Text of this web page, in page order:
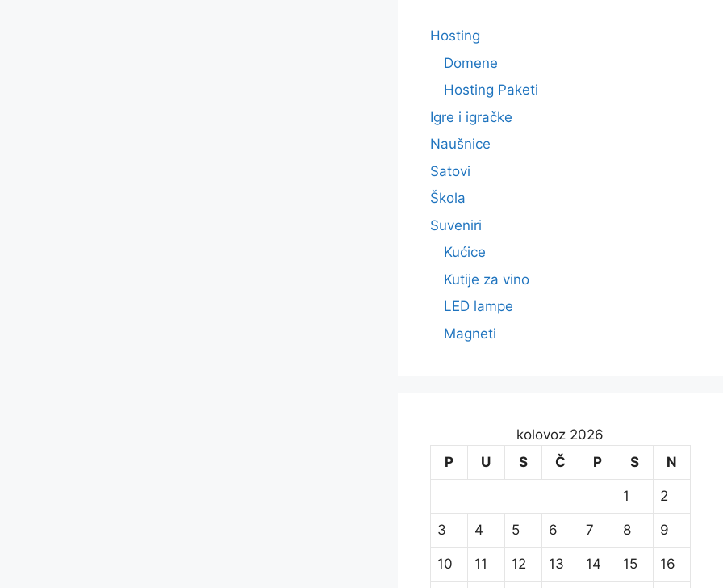
Hosting
Domene
Hosting Paketi
Igre i igračke
Naušnice
Satovi
Škola
Suveniri
Kućice
Kutije za vino
LED lampe
Magneti
kolovoz 2026
P
U S Č P S N
1 2
3 4 5 6 7 8 9
10 11 12 13 14 15 16